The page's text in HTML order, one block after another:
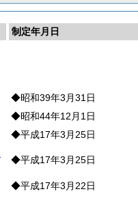
制定年月日
◆昭和39年3月31日
◆昭和44年12月1日
◆平成17年3月25日
◆平成17年3月25日
◆平成17年3月22日